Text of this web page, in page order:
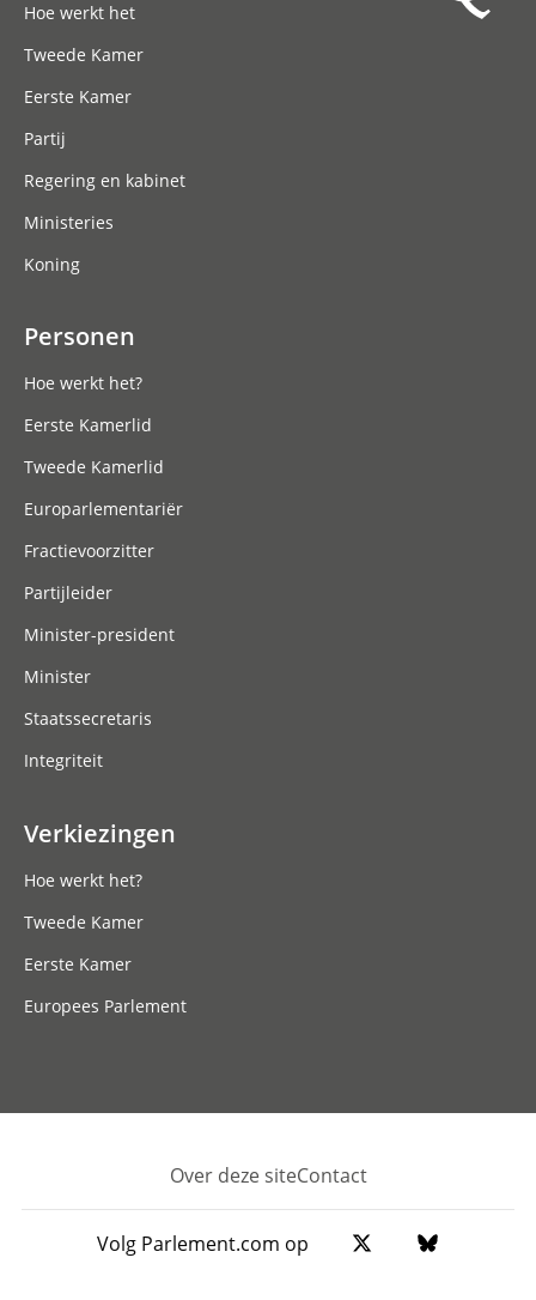
Hoe werkt het
Tweede Kamer
Eerste Kamer
Partij
Regering en kabinet
Ministeries
Koning
Personen
Hoe werkt het?
Eerste Kamerlid
Tweede Kamerlid
Europarlementariër
Fractievoorzitter
Partijleider
Minister-president
Minister
Staatssecretaris
Integriteit
Verkiezingen
Hoe werkt het?
Tweede Kamer
Eerste Kamer
Europees Parlement
Footer
Over deze siteContact
Volg Parlement.com op